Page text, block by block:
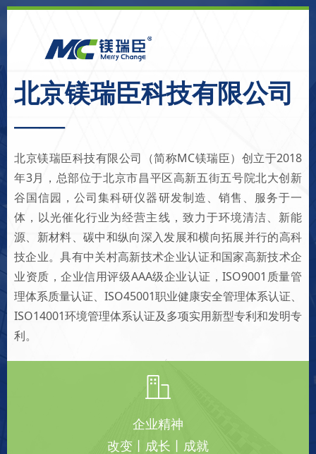
北京镁瑞臣科技有限公司（简称MC镁瑞臣）创立于2018
年3月，总部位于北京市昌平区高新五街五号院北大创新
谷国信园，公司集科研仪器研发制造、销售、服务于一
体，以光催化行业为经营主线，致力于环境清洁、新能
源、新材料、碳中和纵向深入发展和横向拓展并行的高科
技企业。具有中关村高新技术企业认证和国家高新技术企
业资质，企业信用评级AAA级企业认证，ISO9001质量管
理体系质量认证、ISO45001职业健康安全管理体系认证、
ISO14001环境管理体系认证及多项实用新型专利和发明专
利。
北京镁瑞臣科技有限公司
——
企业精神
改变丨成长丨成就
ꀶ